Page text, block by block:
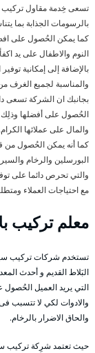
تسعى خِدمة مقاول تركيب
بالرسومات الجذابة بما
كما يمكن الحُصول على
النوم والاطفال على يد
بالإضافة إلى إمكانية
والمناسبة لجميع الغرف
بجانبك ان الشركة تسعى
الحُصول على أفضلها
والمال على عملائها الكرام.
كما أنه يمكن الحُصول من
البورسلين والرخام
والتي تحرص دائما على
مع احتياجات العملاء
معلم تركيب
تستخدم شركات تركيب
البَلاط القديم و أحدث
التي يريد العميل
والادوات لكي لا تتسبب
والحاق الاضرار بالرخام.
حيث تعتمد شرِكة تركيب